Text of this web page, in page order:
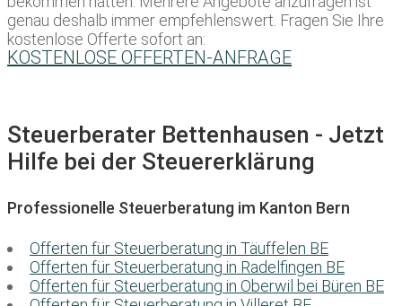
genau deshalb immer empfehlenswert. Fragen Sie Ihre
kostenlose Offerte sofort an:
KOSTENLOSE OFFERTEN-ANFRAGE
Steuerberater Bettenhausen - Jetzt
Hilfe bei der Steuererklärung
Professionelle Steuerberatung im Kanton Bern
Offerten für Steuerberatung in Täuffelen BE
Offerten für Steuerberatung in Radelfingen BE
Offerten für Steuerberatung in Oberwil bei Büren BE